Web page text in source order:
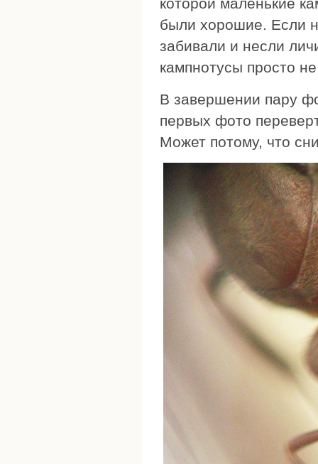
которой маленькие
были хорошие. Если
забивали и несли
кампнотусы просто
В завершении пару
первых фото
Может потому, что